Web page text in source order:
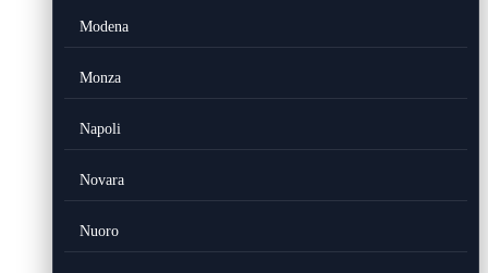
Modena
Monza
Napoli
Novara
Nuoro